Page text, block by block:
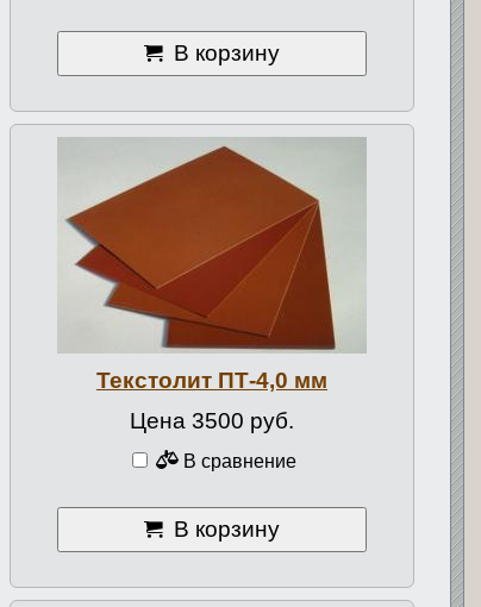
В корзину
Текстолит ПТ-4,0 мм
Цена 3500 руб.
В сравнение
В корзину